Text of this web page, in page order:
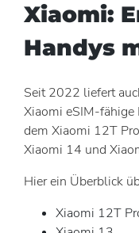
Xiaomi:
Handys
Seit 2022 liefert
Xiaomi eSIM-fähige
dem Xiaomi 12T
Xiaomi 14 und
Hier ein Überblick
Xiaomi 12T